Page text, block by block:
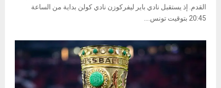
القدم.​ إذ يستقبل نادي باير ليفركوزن نادي كولن بداية من الساعة
20:45 بتوقيت تونس....